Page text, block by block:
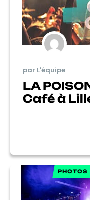
par L'équipe
LA
Café à
PHOTOS